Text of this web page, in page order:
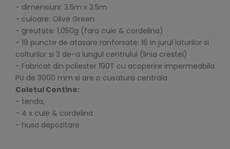
- dimensiuni: 3.5m x 3.5m
- culoare: Olive Green
- greutate: 1,050g (fara cuie & cordelina)
- 19 puncte de atasare ranforsate: 16 in jurul laturilor si
colturilor si 3 de-a lungul centrului (linia crestei)
- Fabricat din poliester 190T cu acoperire impermeabila
PU de 3000 mm si are o cusatura centrala
Coletul Contine:
- tenda,
- 4 x cuie & cordelina
- husa depozitare